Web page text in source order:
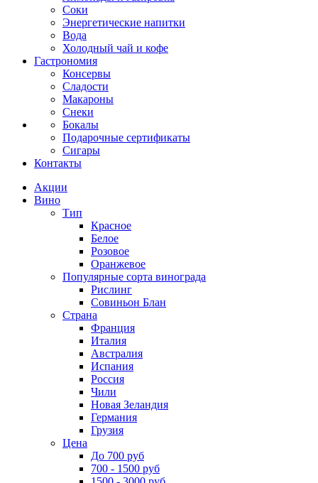
Соки
Энергетические напитки
Вода
Холодный чай и кофе
Гастрономия
Консервы
Сладости
Макароны
Снеки
Бокалы
Подарочные сертификаты
Сигары
Контакты
Акции
Вино
Тип
Красное
Белое
Розовое
Оранжевое
Популярные сорта винограда
Рислинг
Совиньон Блан
Страна
Франция
Италия
Австралия
Испания
Россия
Чили
Новая Зеландия
Германия
Грузия
Цена
До 700 руб
700 - 1500 руб